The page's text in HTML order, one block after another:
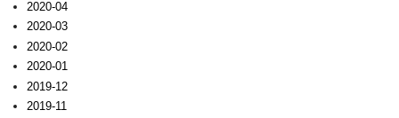
2020-04
2020-03
2020-02
2020-01
2019-12
2019-11